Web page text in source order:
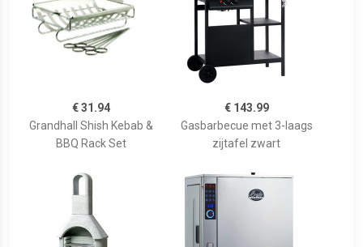
€ 31.94
Grandhall Shish Kebab &
BBQ Rack Set
€ 143.99
Gasbarbecue met 3-laags
zijtafel zwart